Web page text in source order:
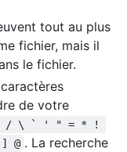
tout au plus
fichier, mais il
le fichier.
de votre
/ \ ` ' " = * !
@ . La recherche